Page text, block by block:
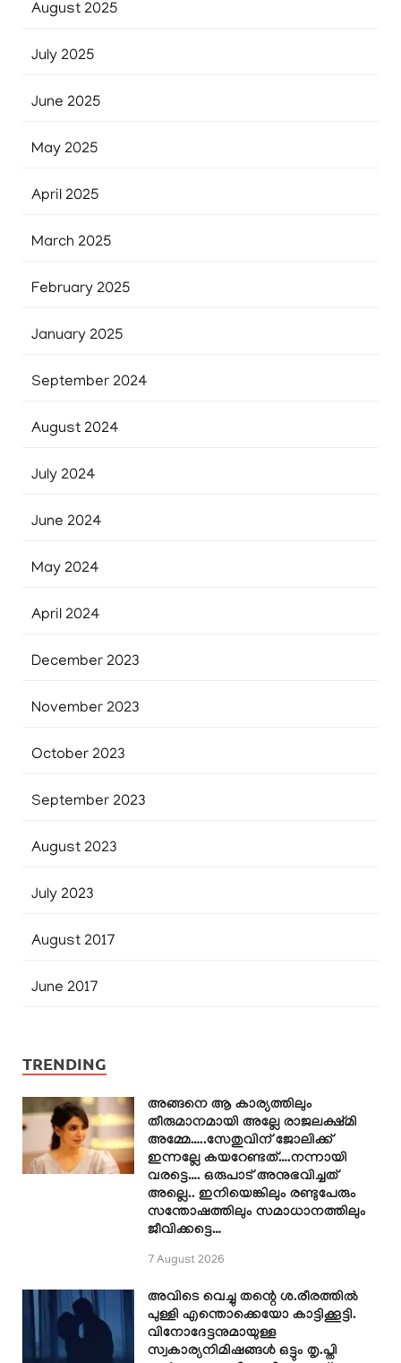
August 2025
July 2025
June 2025
May 2025
April 2025
March 2025
February 2025
January 2025
September 2024
August 2024
July 2024
June 2024
May 2024
April 2024
December 2023
November 2023
October 2023
September 2023
August 2023
July 2023
August 2017
June 2017
TRENDING
അങ്ങനെ ആ കാര്യത്തിലും
തീരുമാനമായി അല്ലേ രാജലക്ഷ്മി
അമ്മേ…..സേതുവിന് ജോലിക്ക്
ഇന്നല്ലേ കയറേണ്ടത്….നന്നായി
വരട്ടെ…. ഒരുപാട് അനുഭവിച്ചത്
അല്ലെ.. ഇനിയെങ്കിലും രണ്ടുപേരും
സന്തോഷത്തിലും സമാധാനത്തിലും
ജീവിക്കട്ടെ…
7 August 2026
അവിടെ വെച്ചു തന്റെ ശ.രീരത്തിൽ
പുള്ളി എന്തൊക്കെയോ കാട്ടിക്കൂട്ടി.
വിനോദേട്ടനുമായുള്ള
സ്വകാര്യനിമിഷങ്ങൾ ഒട്ടും തൃ.പ്തി